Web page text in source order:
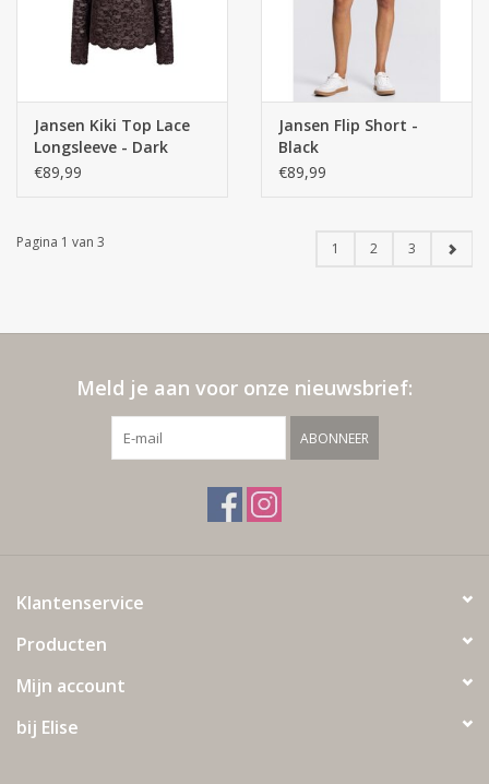
Jansen Kiki Top Lace
Longsleeve - Dark
Brown
€89,99
Jansen Flip Short -
Black
€89,99
Pagina 1 van 3 1 2 3
Meld je aan voor onze nieuwsbrief:
ABONNEER
Klantenservice
Producten
Mijn account
bij Elise